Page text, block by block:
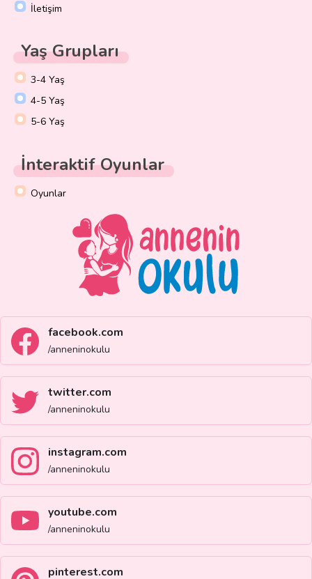
İletişim
Yaş Grupları
3-4 Yaş
4-5 Yaş
5-6 Yaş
İnteraktif Oyunlar
Oyunlar
facebook.com
/anneninokulu
twitter.com
/anneninokulu
instagram.com
/anneninokulu
youtube.com
/anneninokulu
pinterest.com